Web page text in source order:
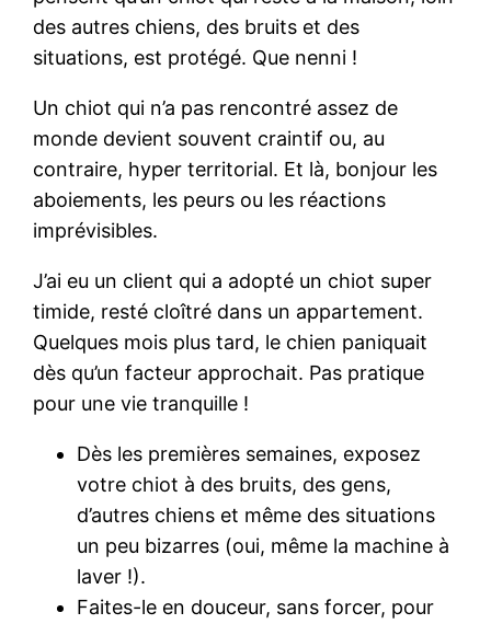
des autres chiens, des bruits et des
situations, est protégé. Que nenni !
Un chiot qui n’a pas rencontré assez de
monde devient souvent craintif ou, au
contraire, hyper territorial. Et là, bonjour les
aboiements, les peurs ou les réactions
imprévisibles.
J’ai eu un client qui a adopté un chiot super
timide, resté cloîtré dans un appartement.
Quelques mois plus tard, le chien paniquait
dès qu’un facteur approchait. Pas pratique
pour une vie tranquille !
Dès les premières semaines, exposez
votre chiot à des bruits, des gens,
d’autres chiens et même des situations
un peu bizarres (oui, même la machine à
laver !).
Faites-le en douceur, sans forcer, pour